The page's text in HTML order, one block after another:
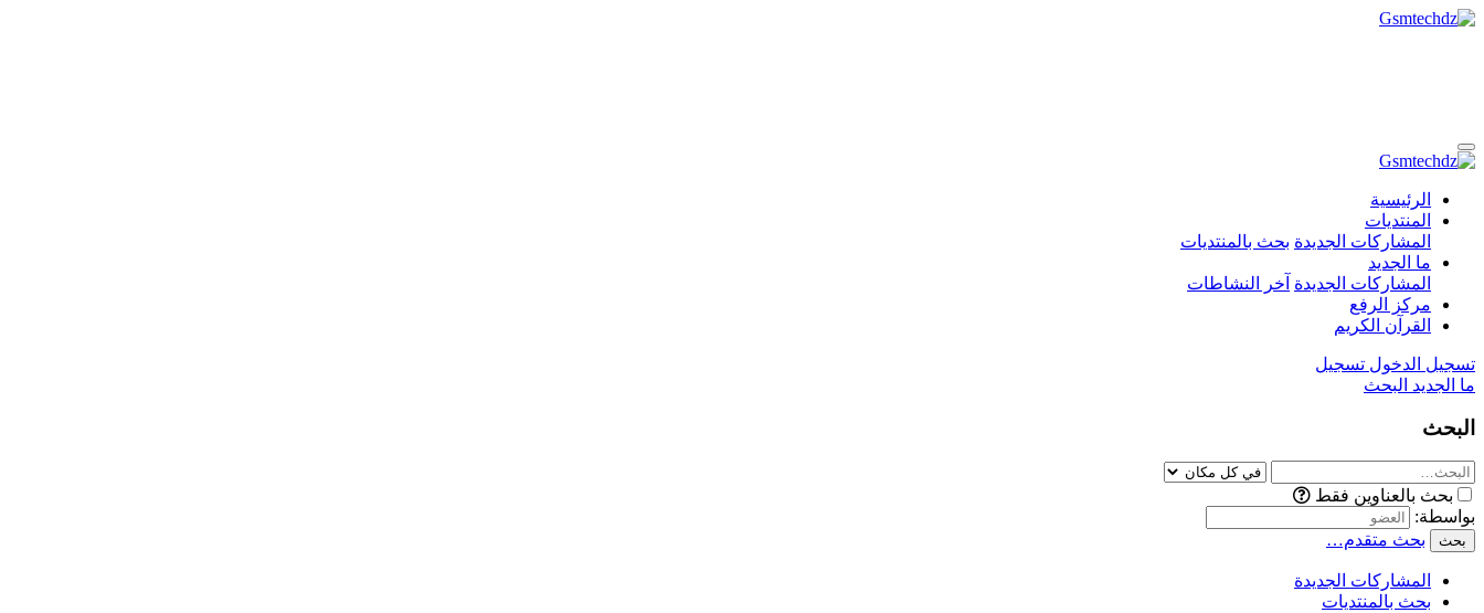
الرئيسية
المنتديات
المشاركات الجديدة بحث بالمنتديات
ما الجديد
المشاركات الجديدة آخر النشاطات
مركز الرفع
القرآن الكريم
تسجيل الدخول تسجيل
ما الجديد البحث
البحث
بحث بالعناوين فقط
بواسطة:
بحث بحث متقدم…
المشاركات الجديدة
بحث بالمنتديات